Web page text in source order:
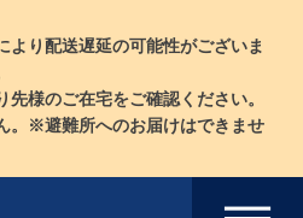
より配送遅延の可能性がございま
様のご在宅をご確認ください。
。※避難所へのお届けはできませ